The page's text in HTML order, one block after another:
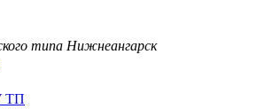
типа Нижнеангарск
ТП